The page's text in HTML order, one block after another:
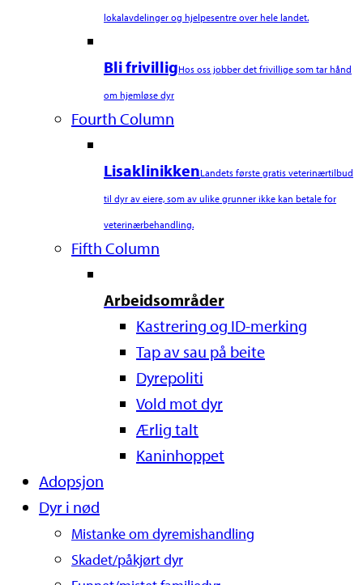
lokalavdelinger og hjelpesentre over hele landet.
Bli frivilligHos oss jobber det frivillige som tar hånd
om hjemløse dyr
Fourth Column
LisaklinikkenLandets første gratis veterinærtilbud
til dyr av eiere, som av ulike grunner ikke kan betale for
veterinærbehandling.
Fifth Column
Arbeidsområder
Kastrering og ID-merking
Tap av sau på beite
Dyrepoliti
Vold mot dyr
Ærlig talt
Kaninhoppet
Adopsjon
Dyr i nød
Mistanke om dyremishandling
Skadet/påkjørt dyr